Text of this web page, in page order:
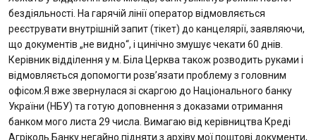
бездіяльності. На гарячій лінії оператор відмовляється
реєструвати внутрішній запит (тікет) до канцелярії, заявляючи,
що документів „не видно“, і цинічно змушує чекати 60 днів.
Керівник відділення у м. Біла Церква також розводить руками і
відмовляється допомогти розв’язати проблему з головним
офісом.Я вже звернулася зі скаргою до Національного банку
України (НБУ) та готую доповнення з доказами отримання
банком мого листа 29 числа. Вимагаю від керівництва Креді
Агріколь Банку негайно підняти з архіву мої поштові документи,